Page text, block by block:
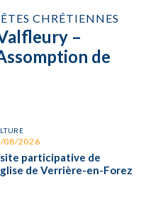
CHRÉTIENNES
–
de
08/2026
participative de
de Verrière-en-Forez